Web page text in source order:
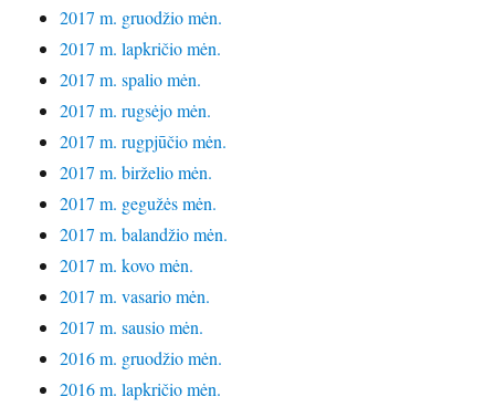
2017 m. gruodžio mėn.
2017 m. lapkričio mėn.
2017 m. spalio mėn.
2017 m. rugsėjo mėn.
2017 m. rugpjūčio mėn.
2017 m. birželio mėn.
2017 m. gegužės mėn.
2017 m. balandžio mėn.
2017 m. kovo mėn.
2017 m. vasario mėn.
2017 m. sausio mėn.
2016 m. gruodžio mėn.
2016 m. lapkričio mėn.